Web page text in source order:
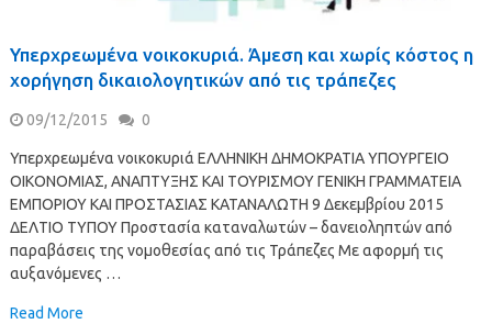
Υπερχρεωμένα νοικοκυριά. Άμεση και χωρίς κόστος η
χορήγηση δικαιολογητικών από τις τράπεζες
09/12/2015 0
Υπερχρεωμένα νοικοκυριά ΕΛΛΗΝΙΚΗ ΔΗΜΟΚΡΑΤΙΑ ΥΠΟΥΡΓΕΙΟ
ΟΙΚΟΝΟΜΙΑΣ, ΑΝΑΠΤΥΞΗΣ ΚΑΙ ΤΟΥΡΙΣΜΟΥ ΓΕΝΙΚΗ ΓΡΑΜΜΑΤΕΙΑ
ΕΜΠΟΡΙΟΥ ΚΑΙ ΠΡΟΣΤΑΣΙΑΣ ΚΑΤΑΝΑΛΩΤΗ 9 Δεκεμβρίου 2015
ΔΕΛΤΙΟ ΤΥΠΟΥ Προστασία καταναλωτών – δανειοληπτών από
παραβάσεις της νομοθεσίας από τις Τράπεζες Με αφορμή τις
αυξανόμενες …
Read More